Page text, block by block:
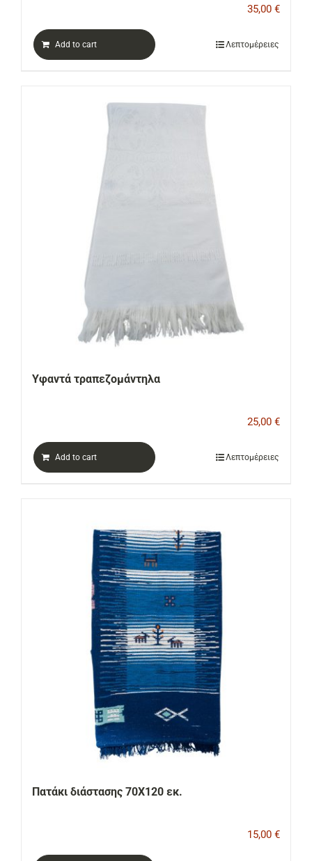
35,00 €
Add to cart Λεπτομέρειες
Υφαντά τραπεζομάντηλα
25,00 €
Add to cart Λεπτομέρειες
Πατάκι διάστασης 70Χ120 εκ.
15,00 €